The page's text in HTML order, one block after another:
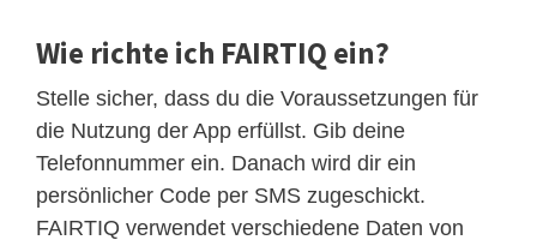
Wie richte ich FAIRTIQ ein?
Stelle sicher, dass du die Voraussetzungen für
die Nutzung der App erfüllst. Gib deine
Telefonnummer ein. Danach wird dir ein
persönlicher Code per SMS zugeschickt.
FAIRTIQ verwendet verschiedene Daten von